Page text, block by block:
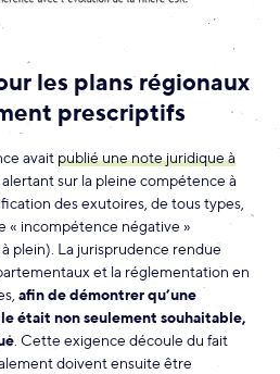
les plans régionaux
prescriptifs
avaitpublié une note juridique à
alertant sur la pleine compétence à
des exutoires, de tous types,
« incompétence négative »
plein). La jurisprudence rendue
et la réglementation en
afin de démontrer qu’une
était non seulement souhaitable,
. Cette exigence découle du fait
doivent ensuite être